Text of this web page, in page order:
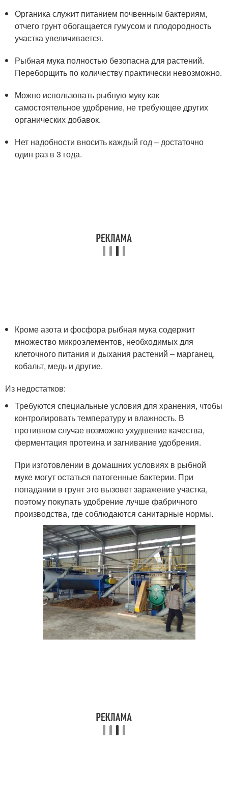
Органика служит питанием почвенным бактериям,
отчего грунт обогащается гумусом и плодородность
участка увеличивается.
Рыбная мука полностью безопасна для растений.
Переборщить по количеству практически невозможно.
Можно использовать рыбную муку как
самостоятельное удобрение, не требующее других
органических добавок.
Нет надобности вносить каждый год – достаточно
один раз в 3 года.
Кроме азота и фосфора рыбная мука содержит
множество микроэлементов, необходимых для
клеточного питания и дыхания растений – марганец,
кобальт, медь и другие.
Из недостатков:
Требуются специальные условия для хранения, чтобы
контролировать температуру и влажность. В
противном случае возможно ухудшение качества,
ферментация протеина и загнивание удобрения.
При изготовлении в домашних условиях в рыбной
муке могут остаться патогенные бактерии. При
попадании в грунт это вызовет заражение участка,
поэтому покупать удобрение лучше фабричного
производства, где соблюдаются санитарные нормы.